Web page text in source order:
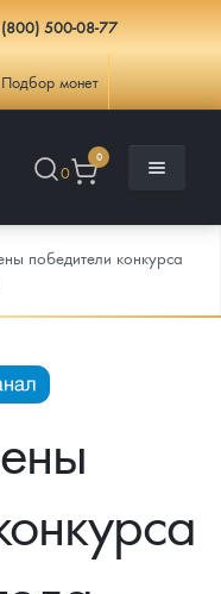
500-08-77
Подбор монет
0
0
победители конкурса